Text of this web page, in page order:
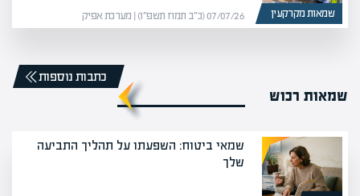
שמאות מקרקעין 07/07/26 (כ״ב תמוז תשפ״ו) | מערכת אפיק
שמאות רכוש
כתבות נוספות
שמאי ביטוח: השפעתו על תהליך התביעה
שלך